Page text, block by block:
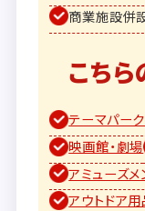
商業施設併
こちら
テーマパー
映画館・劇場
アミューズ
アウトドア